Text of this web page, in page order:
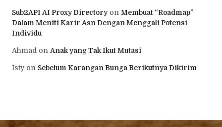
Sub2API AI Proxy Directoryon Membuat “Roadmap”
Dalam Meniti Karir Asn Dengan Menggali Potensi
Individu
Ahmad on Anak yang Tak Ikut Mutasi
Istyon Sebelum Karangan Bunga Berikutnya Dikirim